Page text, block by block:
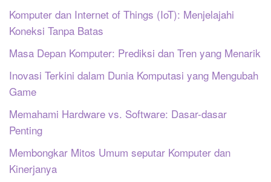
Komputer dan Internet of Things (IoT): Menjelajahi
Koneksi Tanpa Batas
Masa Depan Komputer: Prediksi dan Tren yang Menarik
Inovasi Terkini dalam Dunia Komputasi yang Mengubah
Game
Memahami Hardware vs. Software: Dasar-dasar
Penting
Membongkar Mitos Umum seputar Komputer dan
Kinerjanya